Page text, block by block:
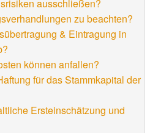
ausschließen?
zu beachten?
& Eintragung in
können anfallen?
für das Stammkapital der
Ersteinschätzung und